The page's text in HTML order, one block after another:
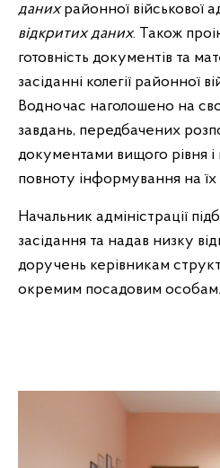
данихрайонної військової
відкритих даних. Також
готовність документів та
засіданні колегії районної
Водночас наголошено на
завдань, передбачених
документами вищого рівня і
повноту інформування на
Начальник адміністрації
засідання та надав низку
доручень керівникам
окремим посадовим особам.